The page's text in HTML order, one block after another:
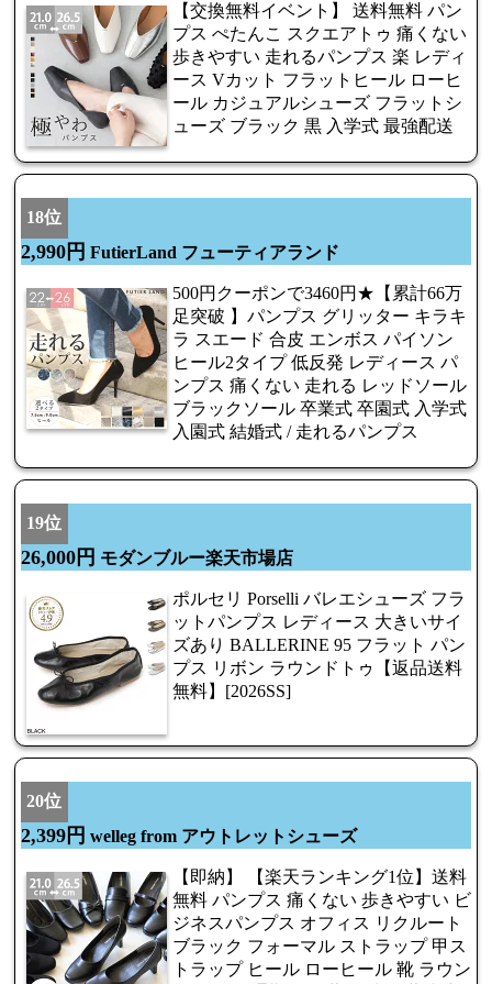
【交換無料イベント】 送料無料 パン
プス ぺたんこ スクエアトゥ 痛くない
歩きやすい 走れるパンプス 楽 レディ
ース Vカット フラットヒール ローヒ
ール カジュアルシューズ フラットシ
ューズ ブラック 黒 入学式 最強配送
18位
2,990円 FutierLand フューティアランド
500円クーポンで3460円★【累計66万
足突破 】パンプス グリッター キラキ
ラ スエード 合皮 エンボス パイソン
ヒール2タイプ 低反発 レディース パ
ンプス 痛くない 走れる レッドソール
ブラックソール 卒業式 卒園式 入学式
入園式 結婚式 / 走れるパンプス
19位
26,000円 モダンブルー楽天市場店
ポルセリ Porselli バレエシューズ フラ
ットパンプス レディース 大きいサイ
ズあり BALLERINE 95 フラット パン
プス リボン ラウンドトゥ【返品送料
無料】[2026SS]
20位
2,399円 welleg from アウトレットシューズ
【即納】 【楽天ランキング1位】送料
無料 パンプス 痛くない 歩きやすい ビ
ジネスパンプス オフィス リクルート
ブラック フォーマル ストラップ 甲ス
トラップ ヒール ローヒール 靴 ラウン